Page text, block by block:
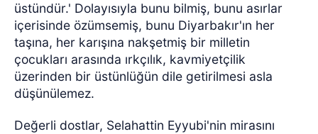
üstündür.' Dolayısıyla bunu bilmiş, bunu asırlar
içerisinde özümsemiş, bunu Diyarbakır'ın her
taşına, her karışına nakşetmiş bir milletin
çocukları arasında ırkçılık, kavmiyetçilik
üzerinden bir üstünlüğün dile getirilmesi asla
düşünülemez.
Değerli dostlar, Selahattin Eyyubi'nin mirasını